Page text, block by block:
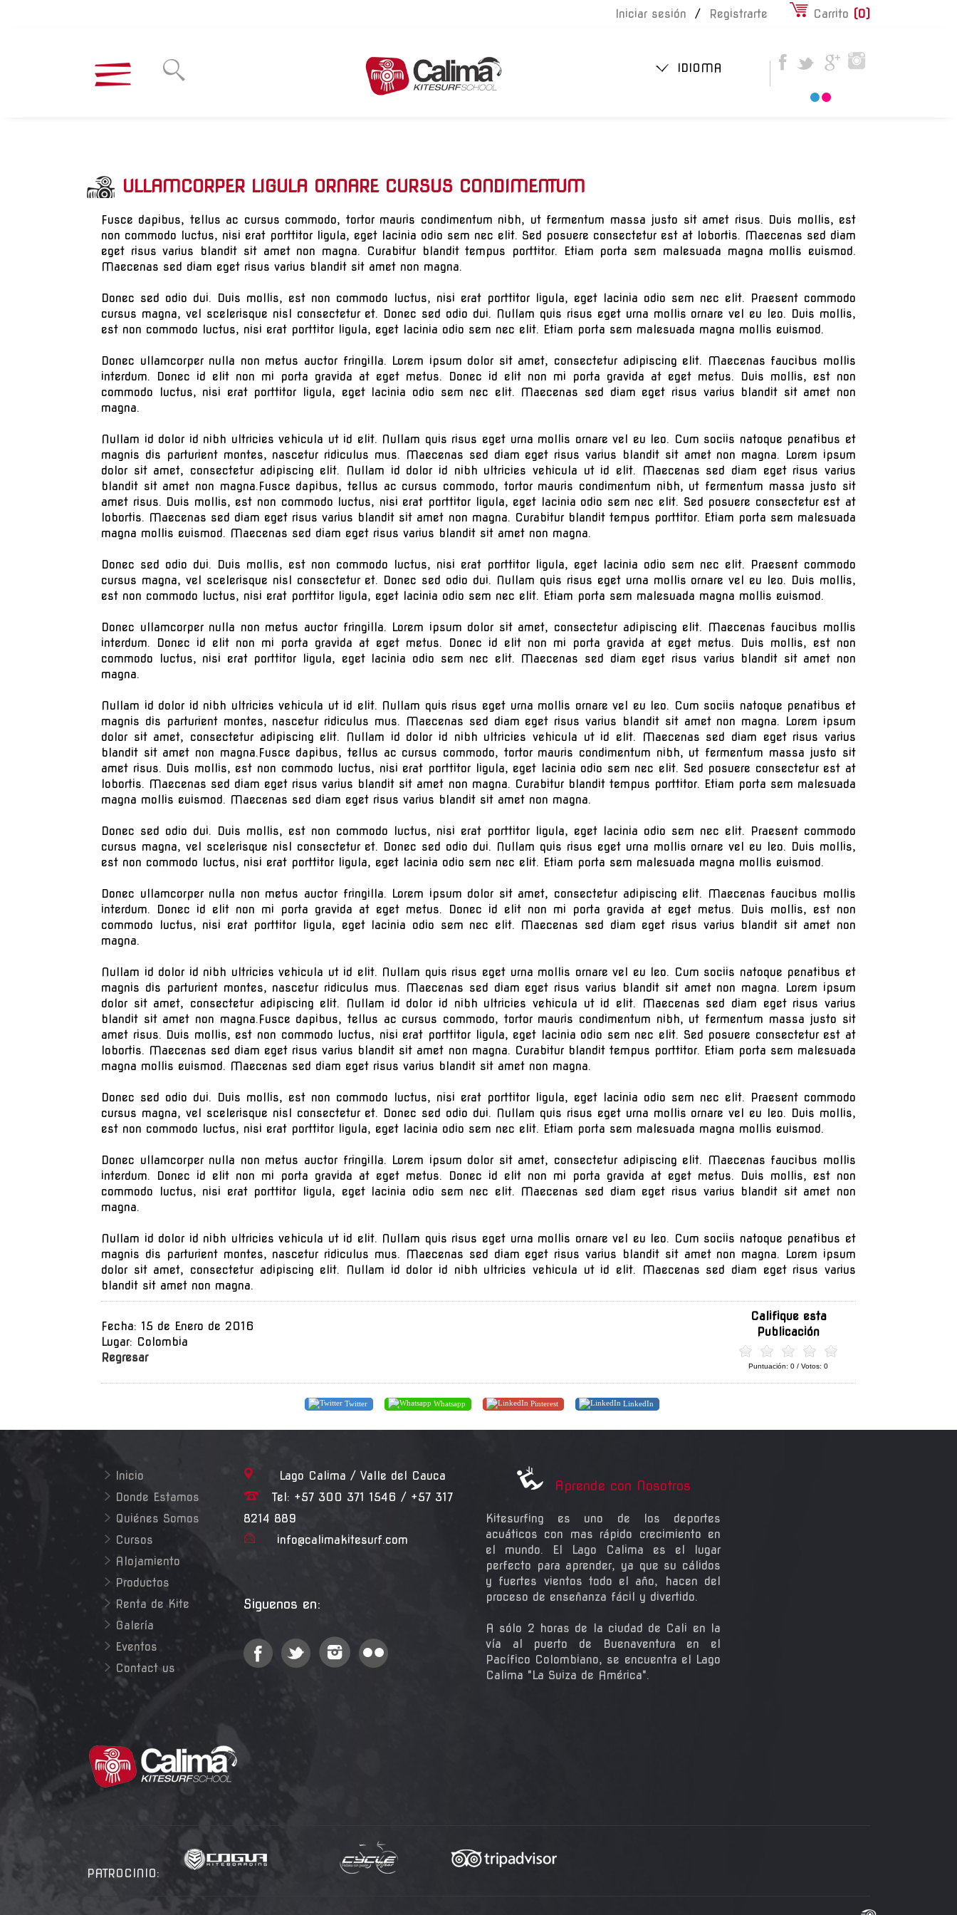
Carrito (0)
Iniciar sesión / Registrarte
IDIOMA
ULLAMCORPER LIGULA ORNARE CURSUS CONDIMENTUM
Fusce dapibus, tellus ac cursus commodo, tortor mauris condimentum nibh, ut fermentum massa justo sit amet risus. Duis mollis, est
non commodo luctus, nisi erat porttitor ligula, eget lacinia odio sem nec elit. Sed posuere consectetur est at lobortis. Maecenas sed diam
eget risus varius blandit sit amet non magna. Curabitur blandit tempus porttitor. Etiam porta sem malesuada magna mollis euismod.
Maecenas sed diam eget risus varius blandit sit amet non magna.
Donec sed odio dui. Duis mollis, est non commodo luctus, nisi erat porttitor ligula, eget lacinia odio sem nec elit. Praesent commodo
cursus magna, vel scelerisque nisl consectetur et. Donec sed odio dui. Nullam quis risus eget urna mollis ornare vel eu leo. Duis mollis,
est non commodo luctus, nisi erat porttitor ligula, eget lacinia odio sem nec elit. Etiam porta sem malesuada magna mollis euismod.
Donec ullamcorper nulla non metus auctor fringilla. Lorem ipsum dolor sit amet, consectetur adipiscing elit. Maecenas faucibus mollis
interdum. Donec id elit non mi porta gravida at eget metus. Donec id elit non mi porta gravida at eget metus. Duis mollis, est non
commodo luctus, nisi erat porttitor ligula, eget lacinia odio sem nec elit. Maecenas sed diam eget risus varius blandit sit amet non
magna.
Nullam id dolor id nibh ultricies vehicula ut id elit. Nullam quis risus eget urna mollis ornare vel eu leo. Cum sociis natoque penatibus et
magnis dis parturient montes, nascetur ridiculus mus. Maecenas sed diam eget risus varius blandit sit amet non magna. Lorem ipsum
dolor sit amet, consectetur adipiscing elit. Nullam id dolor id nibh ultricies vehicula ut id elit. Maecenas sed diam eget risus varius
blandit sit amet non magna.Fusce dapibus, tellus ac cursus commodo, tortor mauris condimentum nibh, ut fermentum massa justo sit
amet risus. Duis mollis, est non commodo luctus, nisi erat porttitor ligula, eget lacinia odio sem nec elit. Sed posuere consectetur est at
lobortis. Maecenas sed diam eget risus varius blandit sit amet non magna. Curabitur blandit tempus porttitor. Etiam porta sem malesuada
magna mollis euismod. Maecenas sed diam eget risus varius blandit sit amet non magna.
Donec sed odio dui. Duis mollis, est non commodo luctus, nisi erat porttitor ligula, eget lacinia odio sem nec elit. Praesent commodo
cursus magna, vel scelerisque nisl consectetur et. Donec sed odio dui. Nullam quis risus eget urna mollis ornare vel eu leo. Duis mollis,
est non commodo luctus, nisi erat porttitor ligula, eget lacinia odio sem nec elit. Etiam porta sem malesuada magna mollis euismod.
Donec ullamcorper nulla non metus auctor fringilla. Lorem ipsum dolor sit amet, consectetur adipiscing elit. Maecenas faucibus mollis
interdum. Donec id elit non mi porta gravida at eget metus. Donec id elit non mi porta gravida at eget metus. Duis mollis, est non
commodo luctus, nisi erat porttitor ligula, eget lacinia odio sem nec elit. Maecenas sed diam eget risus varius blandit sit amet non
magna.
Nullam id dolor id nibh ultricies vehicula ut id elit. Nullam quis risus eget urna mollis ornare vel eu leo. Cum sociis natoque penatibus et
magnis dis parturient montes, nascetur ridiculus mus. Maecenas sed diam eget risus varius blandit sit amet non magna. Lorem ipsum
dolor sit amet, consectetur adipiscing elit. Nullam id dolor id nibh ultricies vehicula ut id elit. Maecenas sed diam eget risus varius
blandit sit amet non magna.Fusce dapibus, tellus ac cursus commodo, tortor mauris condimentum nibh, ut fermentum massa justo sit
amet risus. Duis mollis, est non commodo luctus, nisi erat porttitor ligula, eget lacinia odio sem nec elit. Sed posuere consectetur est at
lobortis. Maecenas sed diam eget risus varius blandit sit amet non magna. Curabitur blandit tempus porttitor. Etiam porta sem malesuada
magna mollis euismod. Maecenas sed diam eget risus varius blandit sit amet non magna.
Donec sed odio dui. Duis mollis, est non commodo luctus, nisi erat porttitor ligula, eget lacinia odio sem nec elit. Praesent commodo
cursus magna, vel scelerisque nisl consectetur et. Donec sed odio dui. Nullam quis risus eget urna mollis ornare vel eu leo. Duis mollis,
est non commodo luctus, nisi erat porttitor ligula, eget lacinia odio sem nec elit. Etiam porta sem malesuada magna mollis euismod.
Donec ullamcorper nulla non metus auctor fringilla. Lorem ipsum dolor sit amet, consectetur adipiscing elit. Maecenas faucibus mollis
interdum. Donec id elit non mi porta gravida at eget metus. Donec id elit non mi porta gravida at eget metus. Duis mollis, est non
commodo luctus, nisi erat porttitor ligula, eget lacinia odio sem nec elit. Maecenas sed diam eget risus varius blandit sit amet non
magna.
Nullam id dolor id nibh ultricies vehicula ut id elit. Nullam quis risus eget urna mollis ornare vel eu leo. Cum sociis natoque penatibus et
magnis dis parturient montes, nascetur ridiculus mus. Maecenas sed diam eget risus varius blandit sit amet non magna. Lorem ipsum
dolor sit amet, consectetur adipiscing elit. Nullam id dolor id nibh ultricies vehicula ut id elit. Maecenas sed diam eget risus varius
blandit sit amet non magna.Fusce dapibus, tellus ac cursus commodo, tortor mauris condimentum nibh, ut fermentum massa justo sit
amet risus. Duis mollis, est non commodo luctus, nisi erat porttitor ligula, eget lacinia odio sem nec elit. Sed posuere consectetur est at
lobortis. Maecenas sed diam eget risus varius blandit sit amet non magna. Curabitur blandit tempus porttitor. Etiam porta sem malesuada
magna mollis euismod. Maecenas sed diam eget risus varius blandit sit amet non magna.
Donec sed odio dui. Duis mollis, est non commodo luctus, nisi erat porttitor ligula, eget lacinia odio sem nec elit. Praesent commodo
cursus magna, vel scelerisque nisl consectetur et. Donec sed odio dui. Nullam quis risus eget urna mollis ornare vel eu leo. Duis mollis,
est non commodo luctus, nisi erat porttitor ligula, eget lacinia odio sem nec elit. Etiam porta sem malesuada magna mollis euismod.
Donec ullamcorper nulla non metus auctor fringilla. Lorem ipsum dolor sit amet, consectetur adipiscing elit. Maecenas faucibus mollis
interdum. Donec id elit non mi porta gravida at eget metus. Donec id elit non mi porta gravida at eget metus. Duis mollis, est non
commodo luctus, nisi erat porttitor ligula, eget lacinia odio sem nec elit. Maecenas sed diam eget risus varius blandit sit amet non
magna.
Nullam id dolor id nibh ultricies vehicula ut id elit. Nullam quis risus eget urna mollis ornare vel eu leo. Cum sociis natoque penatibus et
magnis dis parturient montes, nascetur ridiculus mus. Maecenas sed diam eget risus varius blandit sit amet non magna. Lorem ipsum
dolor sit amet, consectetur adipiscing elit. Nullam id dolor id nibh ultricies vehicula ut id elit. Maecenas sed diam eget risus varius
blandit sit amet non magna.
Fecha: 15 de Enero de 2016
Lugar: Colombia
Regresar
Califique esta
Publicación
Puntuación: 0 / Votos: 0
Twitter Whatsapp Pinterest LinkedIn
Inicio
Donde Estamos
Quiénes Somos
Cursos
Alojamiento
Productos
Renta de Kite
Galería
Eventos
Contact us
Lago Calima / Valle del Cauca
Tel: +57 300 371 1546 / +57 317
8214 889
info@calimakitesurf.com
Siguenos en:
Aprende con Nosotros
Kitesurfing es uno de los deportes
acuáticos con mas rápido crecimiento en
el mundo. El Lago Calima es el lugar
perfecto para aprender, ya que su cálidos
y fuertes vientos todo el año, hacen del
proceso de enseñanza fácil y divertido.
A sólo 2 horas de la ciudad de Cali en la
vía al puerto de Buenaventura en el
Pacífico Colombiano, se encuentra el Lago
Calima "La Suiza de América".
PATROCINIO: